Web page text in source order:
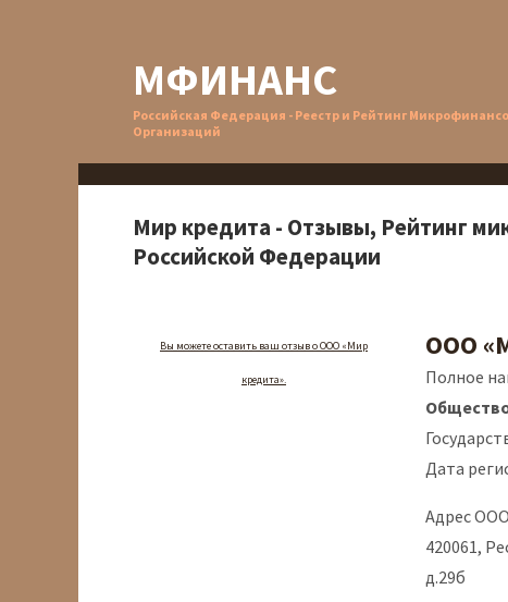
МФИНАНС
Российская Федерация - Реестр и Рейтинг
Организаций
Мир кредита - Отзывы, Рейтинг
Российской Федерации
Вы можете оставить ваш отзыв о ООО «Мир
кредита».
ООО
Полное
Дата
Адрес
420061,
д.29б